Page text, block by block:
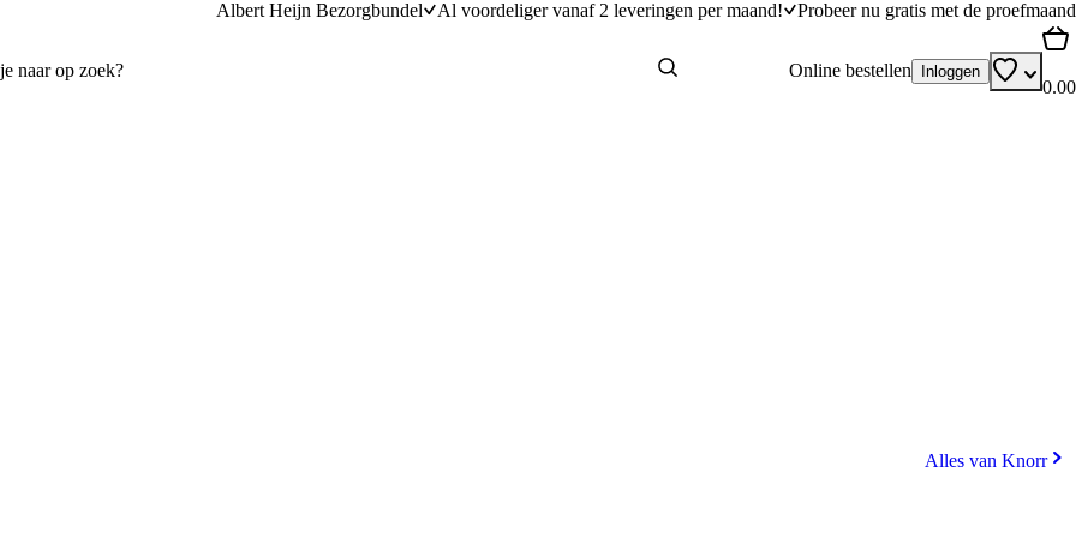
Albert Heijn Bezorgbundel Al voordeliger vanaf 2 leveringen per maand! Probeer nu gratis met de proefmaand
Online bestellen Inloggen
0.00
Alles van Knorr